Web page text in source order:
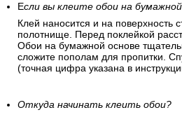
Если вы клеите обои на
Клей наносится и на поверхность
полотнище. Перед поклейкой
Обои на бумажной основе
сложите пополам для пропитки.
(точная цифра указана в
Откуда начинать клеить обои?